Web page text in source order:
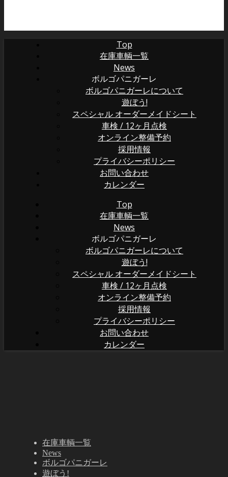
Top
在庫車輌一覧
News
ボルゴパニガーレ
ボルゴパニガーレについて
遊ぼう!
スペシャル オーダーメイドシート
車検 / 12ヶ月点検
オンライン整備予約
採用情報
プライバシーポリシー
お問い合わせ
カレンダー
Top
在庫車輌一覧
News
ボルゴパニガーレ
ボルゴパニガーレについて
遊ぼう!
スペシャル オーダーメイドシート
車検 / 12ヶ月点検
オンライン整備予約
採用情報
プライバシーポリシー
お問い合わせ
カレンダー
在庫車輌一覧
News
ボルゴパニガーレ
遊ぼう!